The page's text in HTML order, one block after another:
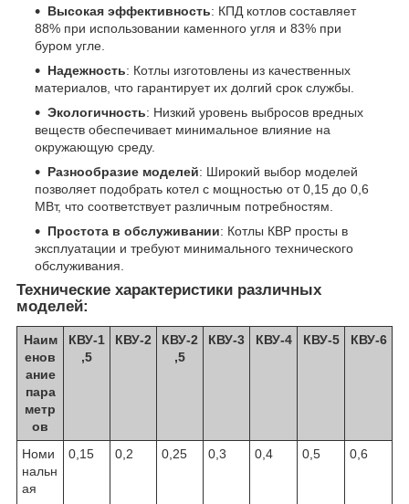
Высокая эффективность: КПД котлов составляет
88% при использовании каменного угля и 83% при
буром угле.
Надежность: Котлы изготовлены из качественных
материалов, что гарантирует их долгий срок службы.
Экологичность: Низкий уровень выбросов вредных
веществ обеспечивает минимальное влияние на
окружающую среду.
Разнообразие моделей: Широкий выбор моделей
позволяет подобрать котел с мощностью от 0,15 до 0,6
МВт, что соответствует различным потребностям.
Простота в обслуживании: Котлы КВР просты в
эксплуатации и требуют минимального технического
обслуживания.
Технические характеристики различных
моделей:
Наим
енов
ание
пара
метр
ов
КВУ-1
,5
КВУ-2
КВУ-2
,5
КВУ-3 КВУ-4 КВУ-5 КВУ-6
Номи
нальн
ая
0,15 0,2 0,25 0,3 0,4 0,5 0,6